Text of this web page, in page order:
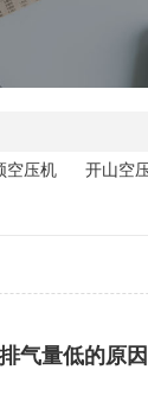
空压机
开山空
气量低的原